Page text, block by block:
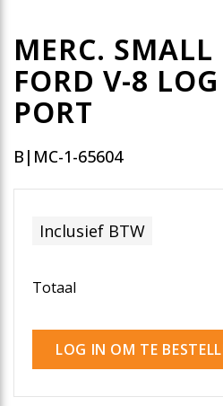
MERC. SMALL
FORD V-8
PORT
B|MC-1-65604
Inclusief BTW
Totaal
LOG IN OM TE